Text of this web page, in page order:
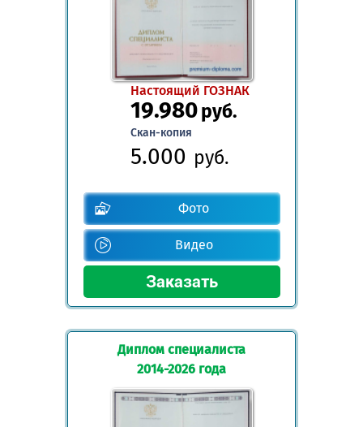
Настоящий ГОЗНАК
19.980руб.
Скан-копия
5.000 руб.
Фото
Видео
Диплом специалиста
2014-2026 года